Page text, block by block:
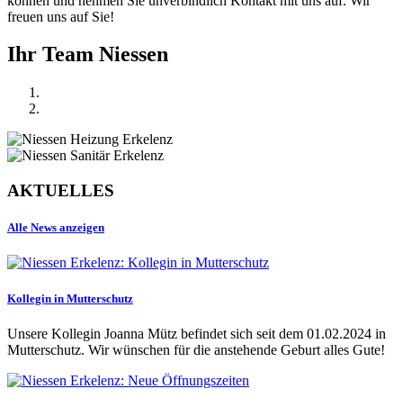
freuen uns auf Sie!
Ihr Team Niessen
AKTUELLES
Alle News anzeigen
Kollegin in Mutterschutz
Unsere Kollegin Joanna Mütz befindet sich seit dem 01.02.2024 in
Mutterschutz. Wir wünschen für die anstehende Geburt alles Gute!